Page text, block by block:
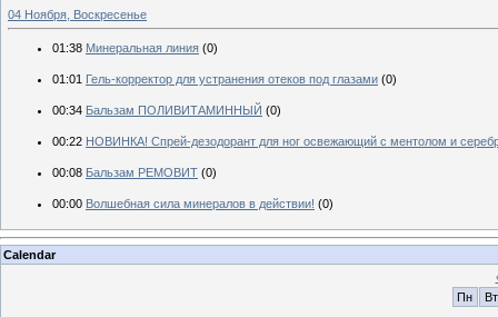
04 Ноября, Воскресенье
01:38 Минеральная линия (0)
01:01 Гель-корректор для устранения отеков под глазами (0)
00:34 Бальзам ПОЛИВИТАМИННЫЙ (0)
00:22 НОВИНКА! Спрей-дезодорант для ног освежающий с ментолом и
00:08 Бальзам РЕМОВИТ (0)
00:00 Волшебная сила минералов в действии! (0)
Calendar
Пн
Вт